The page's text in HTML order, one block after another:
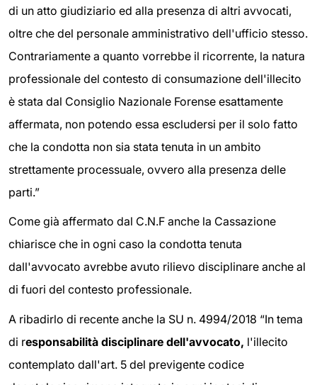
di un atto giudiziario ed alla presenza di altri avvocati,
oltre che del personale amministrativo dell'ufficio stesso.
Contrariamente a quanto vorrebbe il ricorrente, la natura
professionale del contesto di consumazione dell'illecito
è stata dal Consiglio Nazionale Forense esattamente
affermata, non potendo essa escludersi per il solo fatto
che la condotta non sia stata tenuta in un ambito
strettamente processuale, ovvero alla presenza delle
parti.”
Come già affermato dal C.N.F anche la Cassazione
chiarisce che in ogni caso la condotta tenuta
dall'avvocato avrebbe avuto rilievo disciplinare anche al
di fuori del contesto professionale.
A ribadirlo di recente anche la SU n. 4994/2018 “In tema
di responsabilità disciplinare dell'avvocato, l'illecito
contemplato dall'art. 5 del previgente codice